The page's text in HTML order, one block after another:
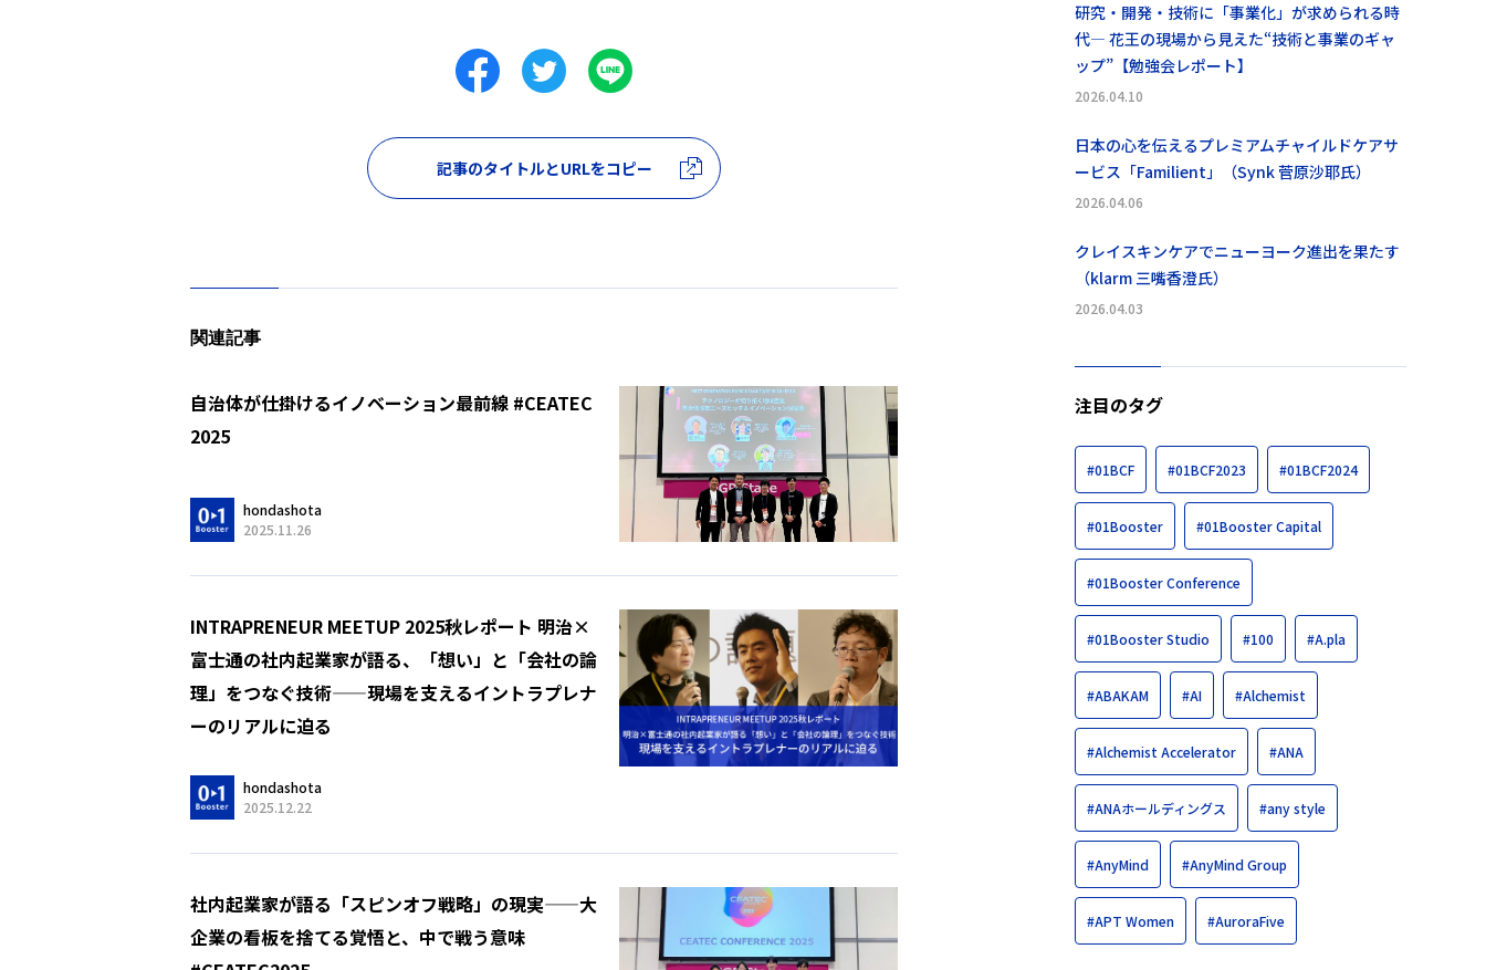
記事のタイトルとURLをコピー
関連記事
自治体が仕掛けるイノベーション最前線 #CEATEC
2025
hondashota
2025.11.26
INTRAPRENEUR MEETUP 2025秋レポート 明治×
富士通の社内起業家が語る、「想い」と「会社の論
理」をつなぐ技術——現場を支えるイントラプレナ
ーのリアルに迫る
hondashota
2025.12.22
社内起業家が語る「スピンオフ戦略」の現実——大
企業の看板を捨てる覚悟と、中で戦う意味
研究・開発・技術に「事業化」が求められる時
代― 花王の現場から見えた“技術と事業のギャ
ップ”【勉強会レポート】
2026.04.10
日本の心を伝えるプレミアムチャイルドケアサ
ービス「Familient」（Synk 菅原沙耶氏）
2026.04.06
クレイスキンケアでニューヨーク進出を果たす
（klarm 三嘴香澄氏）
2026.04.03
注目のタグ
#01BCF #01BCF2023 #01BCF2024
#01Booster #01Booster Capital
#01Booster Conference
#01Booster Studio #100 #A.pla
#ABAKAM #AI #Alchemist
#Alchemist Accelerator #ANA
#ANAホールディングス #any style
#AnyMind #AnyMind Group
#APT Women #AuroraFive